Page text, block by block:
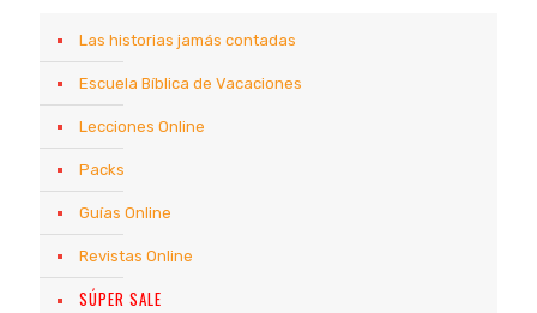
Las historias jamás contadas
Escuela Bíblica de Vacaciones
Lecciones Online
Packs
Guías Online
Revistas Online
SÚPER SALE